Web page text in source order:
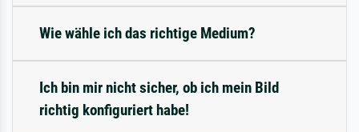
Wie wähle ich das richtige Medium?
Ich bin mir nicht sicher, ob ich mein Bild
richtig konfiguriert habe!